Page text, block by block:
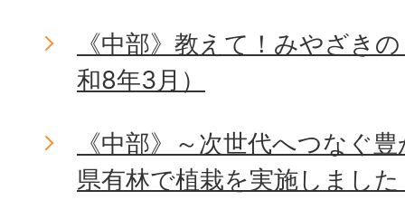
《中部》教えて！みやざき
和8年3月）
《中部》～次世代へつなぐ
県有林で植栽を実施しまし